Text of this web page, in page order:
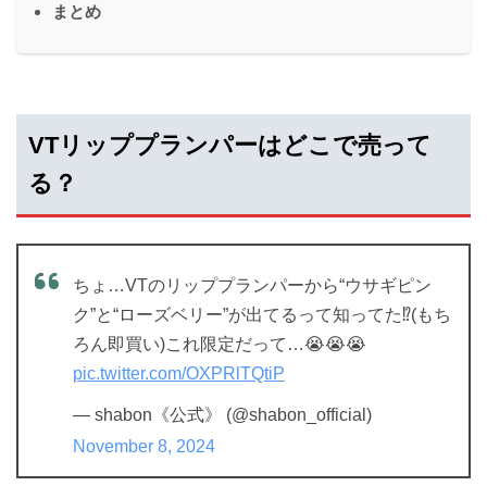
まとめ
VTリッププランパーはどこで売って
る？
ちょ…VTのリッププランパーから“ウサギピン
ク”と“ローズベリー”が出てるって知ってた⁉️(もち
ろん即買い)これ限定だって…😭😭😭
pic.twitter.com/OXPRlTQtiP
— shabon《公式》 (@shabon_official)
November 8, 2024